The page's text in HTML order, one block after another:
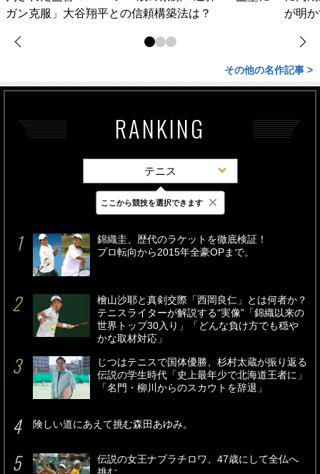
ガン克服」大谷翔平との信頼構築法は？
が明
その他の名作記事 >
RANKING
テニス
最新 24時間 週間
錦織圭、歴代のラケットを徹底検証！
プロ転向から2015年全豪OPまで。
檜山沙耶と真剣交際「西岡良仁」とは何者か？
テニスライターが解説する“実像”「錦織以来の
世界トップ30入り」「どんな負け方でも穏や
かな取材対応」
じつはテニスで国体優勝、杉村太蔵が振り返る
伝説の学生時代「史上最年少で北海道王者に」
「名門・柳川からのスカウトを辞退」
険しい道にあえて挑む森田あゆみ。
伝説の女王ナブラチロワ、47歳にして全仏へ
挑む。
ここから競技を選択できます ×